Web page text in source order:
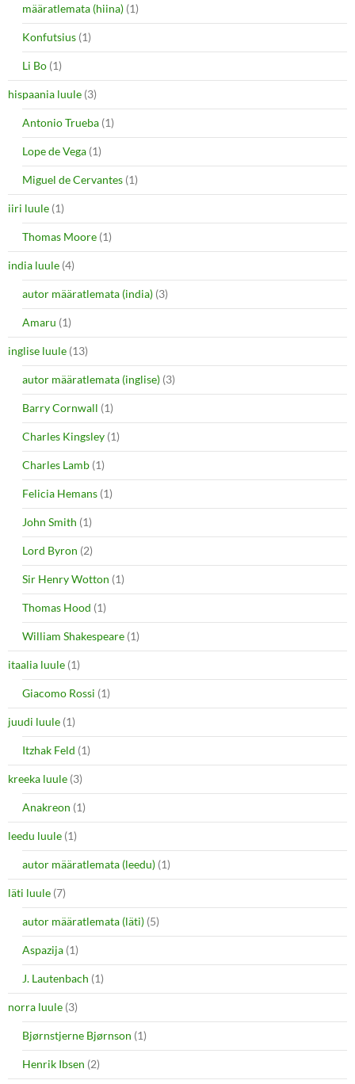
määratlemata (hiina) (1)
Konfutsius (1)
Li Bo (1)
hispaania luule (3)
Antonio Trueba (1)
Lope de Vega (1)
Miguel de Cervantes (1)
iiri luule (1)
Thomas Moore (1)
india luule (4)
autor määratlemata (india) (3)
Amaru (1)
inglise luule (13)
autor määratlemata (inglise) (3)
Barry Cornwall (1)
Charles Kingsley (1)
Charles Lamb (1)
Felicia Hemans (1)
John Smith (1)
Lord Byron (2)
Sir Henry Wotton (1)
Thomas Hood (1)
William Shakespeare (1)
itaalia luule (1)
Giacomo Rossi (1)
juudi luule (1)
Itzhak Feld (1)
kreeka luule (3)
Anakreon (1)
leedu luule (1)
autor määratlemata (leedu) (1)
läti luule (7)
autor määratlemata (läti) (5)
Aspazija (1)
J. Lautenbach (1)
norra luule (3)
Bjørnstjerne Bjørnson (1)
Henrik Ibsen (2)